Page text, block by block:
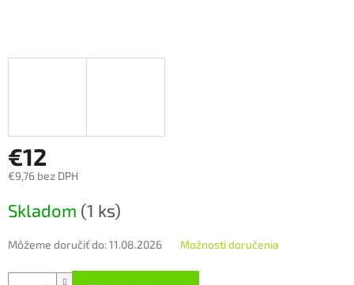
€12
€9,76 bez DPH
cena:
Skladom (1 ks)
Môžeme doručiť do:11.08.2026 Možnosti doručenia